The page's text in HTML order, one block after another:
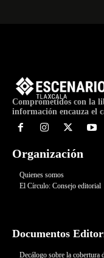
Comprometidos con la
información encauza el
Organización
Quienes somos
El Círculo: Consejo editorial
Documentos
Decálogo sobre la cobertura